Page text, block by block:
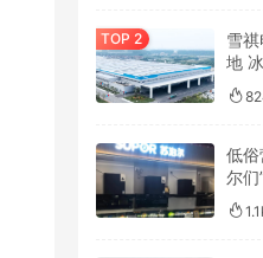
雪
地
低俗
尔